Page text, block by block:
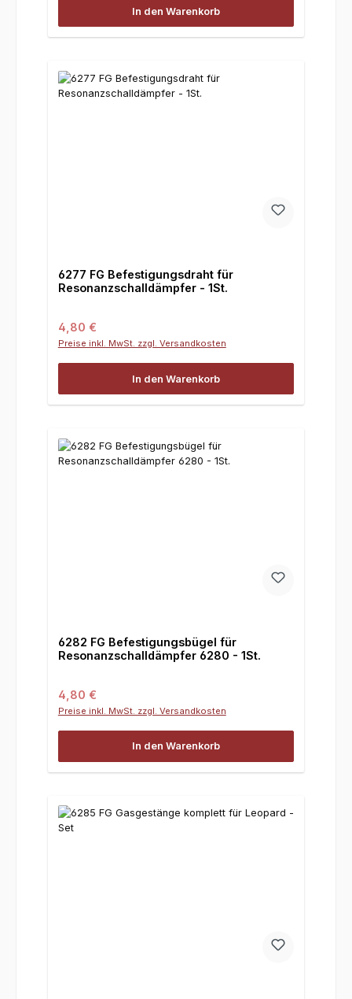
In den Warenkorb
6277 FG Befestigungsdraht für
Resonanzschalldämpfer - 1St.
Regulärer Preis:
4,80 €
Preise inkl. MwSt. zzgl. Versandkosten
In den Warenkorb
6282 FG Befestigungsbügel für
Resonanzschalldämpfer 6280 - 1St.
Regulärer Preis:
4,80 €
Preise inkl. MwSt. zzgl. Versandkosten
In den Warenkorb